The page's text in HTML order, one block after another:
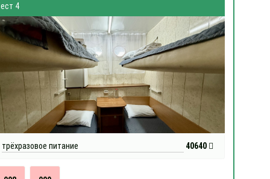
4
трёхразовое питание 40640